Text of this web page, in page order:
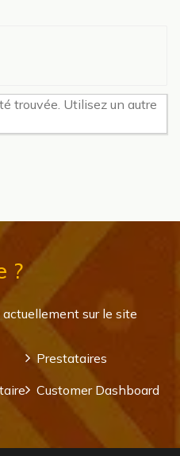
trouvée. Utilisez un autre
?
sur le site
Prestataires
Customer Dashboard